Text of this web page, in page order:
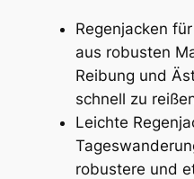
Regenjacken
aus robusten
Reibung und
schnell zu
Leichte
robustere und